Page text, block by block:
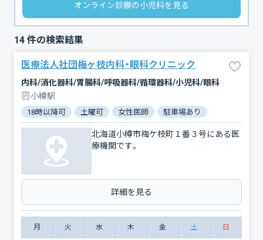
オンライン診療の小児科を見る
14 件の検索結果
医療法人社団梅ヶ枝内科・眼科クリニック
内科/消化器科/胃腸科/呼吸器科/循環器科/小児科/眼科
小樽駅
18時以降可 土曜可 女性医師 駐車場あり
北海道小樽市梅ケ枝町１番３号にある医
療機関です。
詳細を見る
月 火 水 木 金 土 日